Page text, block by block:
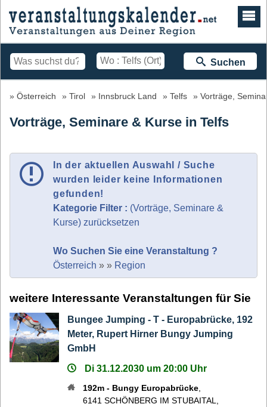
Suchen
Österreich Tirol Innsbruck Land Telfs Vorträge,
Vorträge, Seminare & Kurse in Telfs
In der aktuellen Auswahl / Suche
wurden leider keine Informationen
gefunden!
Kategorie Filter : (Vorträge, Seminare &
Kurse) zurücksetzen
Wo Suchen Sie eine Veranstaltung ?
Österreich » » Region
weitere Interessante Veranstaltungen für Sie
Bungee Jumping - T - Europabrücke, 192
Meter, Rupert Hirner Bungy Jumping
GmbH
Di 31.12.2030 um 20:00 Uhr
192m - Bungy Europabrücke
6141 SCHÖNBERG IM STUBAITAL